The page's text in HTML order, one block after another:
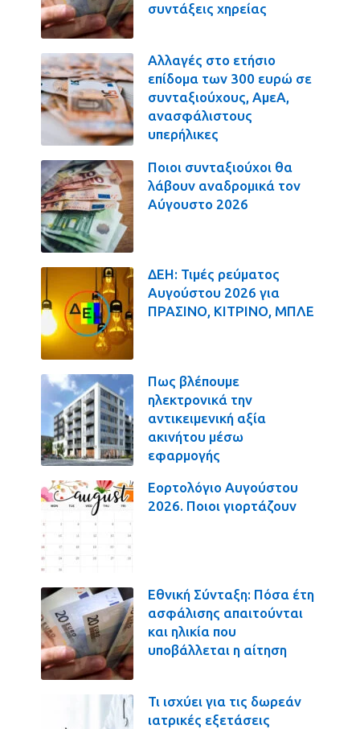
συντάξεις χηρείας
Αλλαγές στο ετήσιο
επίδομα των 300 ευρώ σε
συνταξιούχους, ΑμεΑ,
ανασφάλιστους
υπερήλικες
Ποιοι συνταξιούχοι θα
λάβουν αναδρομικά τον
Αύγουστο 2026
ΔΕΗ: Τιμές ρεύματος
Αυγούστου 2026 για
ΠΡΑΣΙΝΟ, ΚΙΤΡΙΝΟ, ΜΠΛΕ
Πως βλέπουμε
ηλεκτρονικά την
αντικειμενική αξία
ακινήτου μέσω
εφαρμογής
Εορτολόγιο Αυγούστου
2026. Ποιοι γιορτάζουν
Εθνική Σύνταξη: Πόσα έτη
ασφάλισης απαιτούνται
και ηλικία που
υποβάλλεται η αίτηση
Τι ισχύει για τις δωρεάν
ιατρικές εξετάσεις